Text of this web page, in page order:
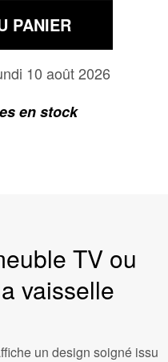
PANIER
10 août 2026
en stock
TV ou
vaisselle
un design soigné issu